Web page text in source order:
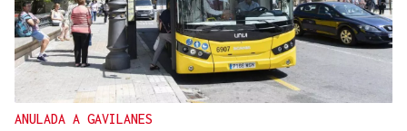
ANULADA A GAVILANES